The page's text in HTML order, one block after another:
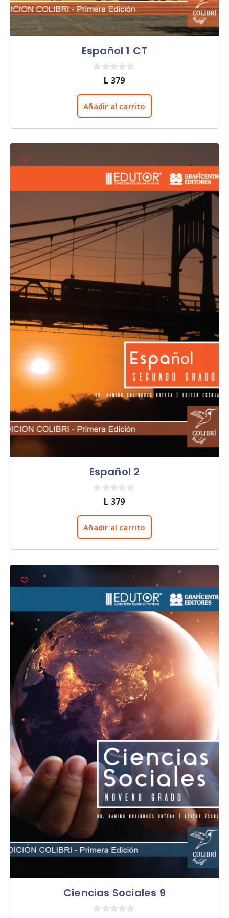
Español 1 CT
e
L 379
Añadir al carrito
Español 2
e
L 379
Añadir al carrito
Ciencias Sociales 9